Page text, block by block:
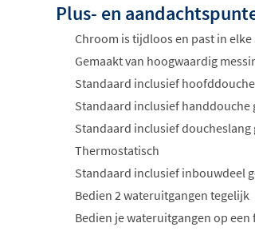
Plus- en
Chroom is tijdloos en past in
Gemaakt van hoogwaardig
Standaard inclusief hoofddouche
Standaard inclusief handdouche
Standaard inclusief doucheslang
Thermostatisch
Standaard inclusief inbouwdeel
Bedien 2 wateruitgangen tegelijk
Bedien je wateruitgangen op